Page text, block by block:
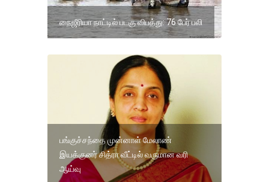
நைஜீரியா நாட்டில் படகு விபத்து: 76 பேர் பலி
பங்குச்சந்தை முன்னாள் மேலாண்
இயக்குனர் சித்ரா வீட்டில் வருமான வரி
ஆய்வு